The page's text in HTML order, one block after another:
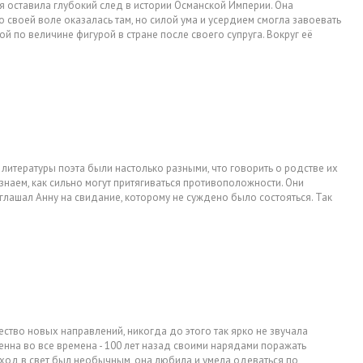
глубокий след в истории Османской Империи. Она
воле оказалась там, но силой ума и усердием смогла завоевать
величине фигурой в стране после своего супруга. Вокруг её
однозначного ответа. По официальной версии, она родилась на
к Ивано-Франковской области. Но также известно, что при рождении
данные о её имени расходятся в разных источниках. Так, в одних
– Анастасией. Дата рождения – до сих пор загадка, но если
между 1502 и 1505 годами.
Сюда периодически осуществляли набеги крымские татары.
и расцарапала все тело и лицо Хюррем. Этот случай изменил всю
который благосклонно к ней относился и доверял. Так, юная
очень поразило Сулеймана. Там девушка проводила большую
Однажды, когда он вернулся из длительного похода, был
поэта были настолько разными, что говорить о родстве их
как сильно могут притягиваться противоположности. Они
Анну на свидание, которому не суждено было состояться. Так
новых направлений, никогда до этого так ярко не звучала
во все времена - 100 лет назад своими нарядами поражать
в свет был необычным, она любила и умела одеваться по